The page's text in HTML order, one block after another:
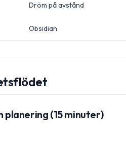
Dröm på avstånd
Obsidian
planering (15 minuter)